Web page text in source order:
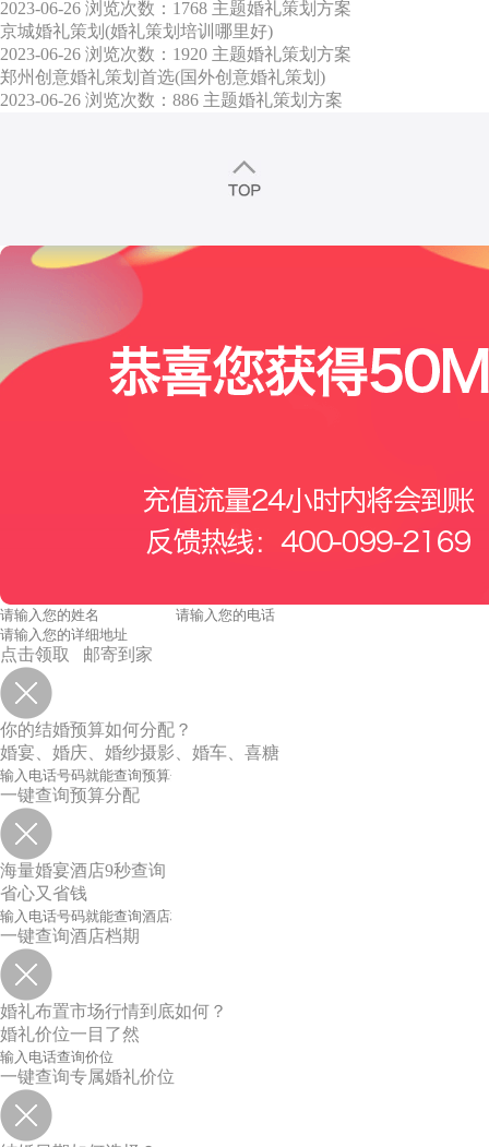
2023-06-26 浏览次数：1768 主题婚礼策划方案
京城婚礼策划(婚礼策划培训哪里好)
2023-06-26 浏览次数：1920 主题婚礼策划方案
郑州创意婚礼策划首选(国外创意婚礼策划)
2023-06-26 浏览次数：886 主题婚礼策划方案
点击领取 邮寄到家
你的结婚预算如何分配？
婚宴、婚庆、婚纱摄影、婚车、喜糖
一键查询预算分配
海量婚宴酒店9秒查询
省心又省钱
一键查询酒店档期
婚礼布置市场行情到底如何？
婚礼价位一目了然
一键查询专属婚礼价位